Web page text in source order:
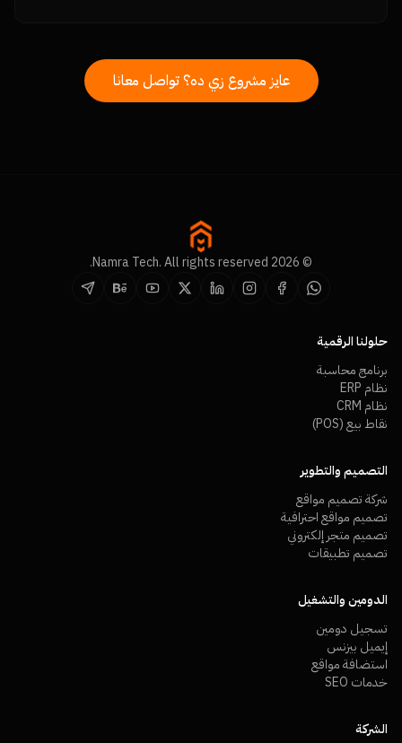
عايز مشروع زي ده؟ تواصل معانا
© 2026 Namra Tech. All rights reserved.
حلولنا الرقمية
برنامج محاسبة
نظام ERP
نظام CRM
نقاط بيع (POS)
التصميم والتطوير
شركة تصميم مواقع
تصميم مواقع احترافية
تصميم متجر إلكتروني
تصميم تطبيقات
الدومين والتشغيل
تسجيل دومين
إيميل بيزنس
استضافة مواقع
خدمات SEO
الشركة